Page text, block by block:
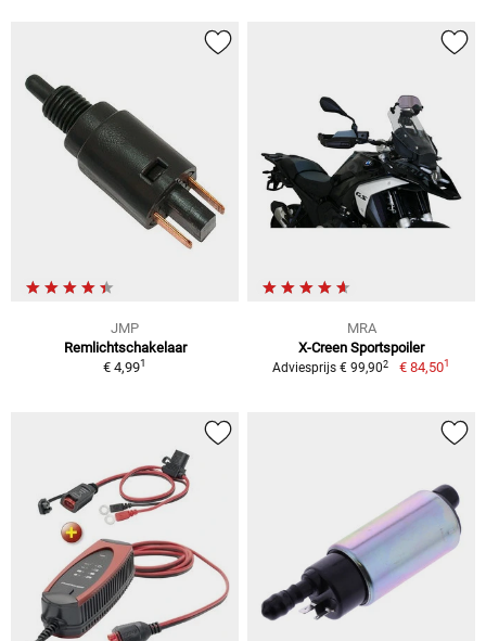
JMP
Remlichtschakelaar
€ 4,991
MRA
X-Creen Sportspoiler
Adviesprijs € 99,902 € 84,501